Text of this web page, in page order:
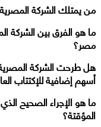
من يمتلك الشركة
ما هو الفرق بين الشركة
مصر؟
هل طرحت الشركة
أسهم إضافية للإكتتاب
ما هو الإجراء الصحيح
المؤقتة؟